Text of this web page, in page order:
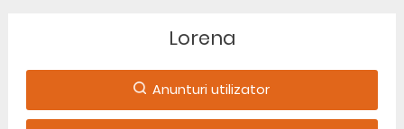
Lorena
Anunturi utilizator